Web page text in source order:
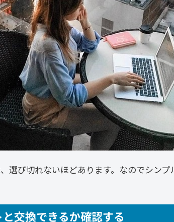
選び切れないほどあります。なのでシン
交換できるか確認する